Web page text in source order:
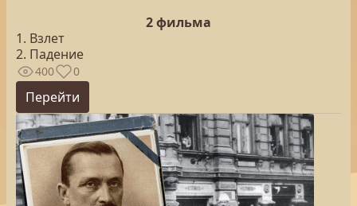
2 фильма
1. Взлет
2. Падение
400 0
Перейти